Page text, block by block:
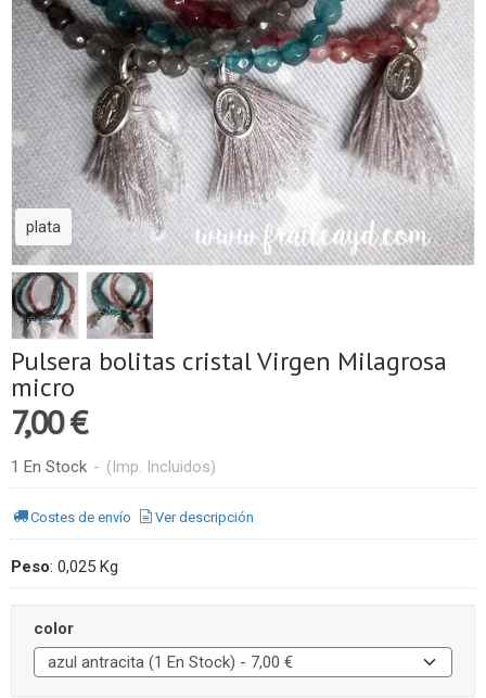
plata
Pulsera bolitas cristal Virgen Milagrosa
micro
7,00 €
1 En Stock - (Imp. Incluidos)
Costes de envío Ver descripción
Peso: 0,025 Kg
color